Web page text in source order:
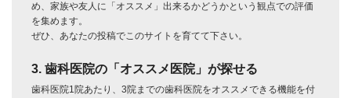
め、家族や友人に「オススメ」出来るかどうかという観点での評価
を集めます。
ぜひ、あなたの投稿でこのサイトを育てて下さい。
3. 歯科医院の「オススメ医院」が探せる
歯科医院1院あたり、3院までの歯科医院をオススメできる機能を付